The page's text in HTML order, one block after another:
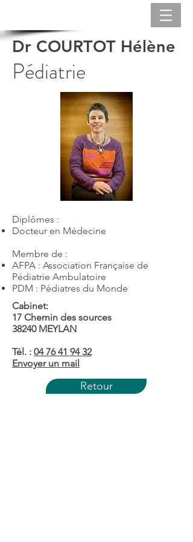
Dr COURTOT Hélène
Pédiatrie
Diplômes :
Docteur en Médecine
Membre de :
AFPA : Association Française de
Pédiatrie Ambulatoire
PDM : Pédiatres du Monde
Cabinet:
17 Chemin des sources
38240 MEYLAN
Tél. : 04 76 41 94 32
Envoyer un mail
Retour